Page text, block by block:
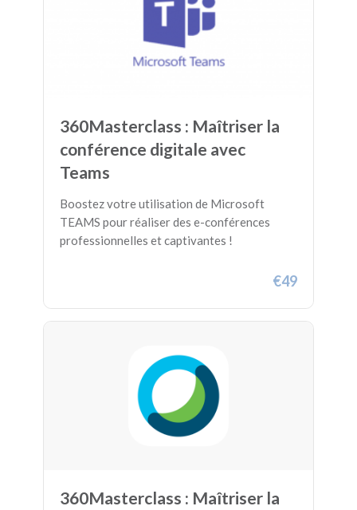
360Masterclass : Maîtriser la
conférence digitale avec
Teams
Boostez votre utilisation de Microsoft
TEAMS pour réaliser des e-conférences
professionnelles et captivantes !
€49
360Masterclass : Maîtriser la